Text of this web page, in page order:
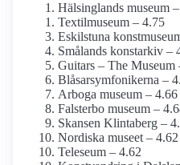
Hälsinglands museum
Textilmuseum – 4.75
Eskilstuna
Smålands konstarkiv –
Guitars – The Museum
Blåsar­symfonikerna –
Arboga museum – 4.66
Falsterbo museum –
Skansen Klintaberg –
Nordiska museet – 4.62
Teleseum – 4.62